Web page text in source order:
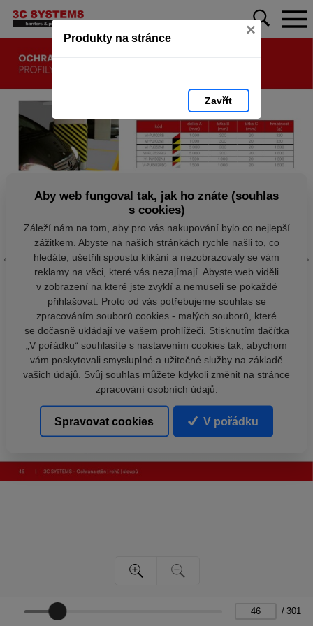
Produkty na stránce ×
Zavřít
/ 301
Aby web fungoval tak, jak ho znáte (souhlas
s cookies)
Záleží nám na tom, aby pro vás nakupování bylo co nejlepší
zážitkem. Abyste na našich stránkách rychle našli to, co
hledáte, ušetřili spoustu klikání a nezobrazovaly se vám
reklamy na věci, které vás nezajímají. Abyste web viděli
v zobrazení na které jste zvyklí a nemuseli se pokaždé
přihlašovat. Proto od vás potřebujeme souhlas se
zpracováním souborů cookies - malých souborů, které
se dočasně ukládají ve vašem prohlížeči. Stisknutím tlačítka
„V pořádku“ souhlasíte s nastavením cookies tak, abychom
vám poskytovali smysluplné a užitečné služby na základě
vašich údajů. Svůj souhlas můžete kdykoli změnit na stránce
zpracování osobních údajů.
Spravovat cookies V pořádku